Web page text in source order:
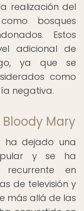
realización del
bosques
Estos
adicional de
ya que se
como
negativa.
Mary
ha dejado una
y se ha
en
de televisión y
más allá de las